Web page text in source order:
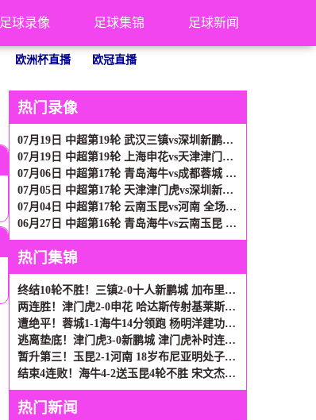
足球录像 足球集锦 足球新闻
欧洲杯直播 欧冠直播
热门录像
07月19日 中超第19轮 武汉三镇vs深圳新鹏城 全场录像
07月19日 中超第19轮 上海申花vs天津津门虎 全场录像
07月06日 中超第17轮 青岛海牛vs成都蓉城 全场录像
07月05日 中超第17轮 天津津门虎vs深圳新鹏城 全场录像
07月04日 中超第17轮 云南玉昆vs河南 全场录像
06月27日 中超第16轮 青岛海牛vs云南玉昆 全场录像
热门集锦
终结10轮不胜！三镇2-0十人新鹏城 加布里埃尔直红 熊继政破门
两连胜！津门虎2-0申花 哈达斯传射基莱斯破门 比赛一度暂停1小时
遭绝平！蓉城1-1海牛14分领跑 杨明洋建功杨聪救主 海牛仍倒数第3
逃离垫底！津门虎3-0新鹏城 津门虎补时连入2球 积分平三镇升第15
暂升第三！玉昆2-1河南 18岁布尼亚明处子球叶力江离谱梦游送礼
结束4连败！海牛4-2送玉昆4轮不胜 宋文杰2传1射林创益0度角破门
热门新闻